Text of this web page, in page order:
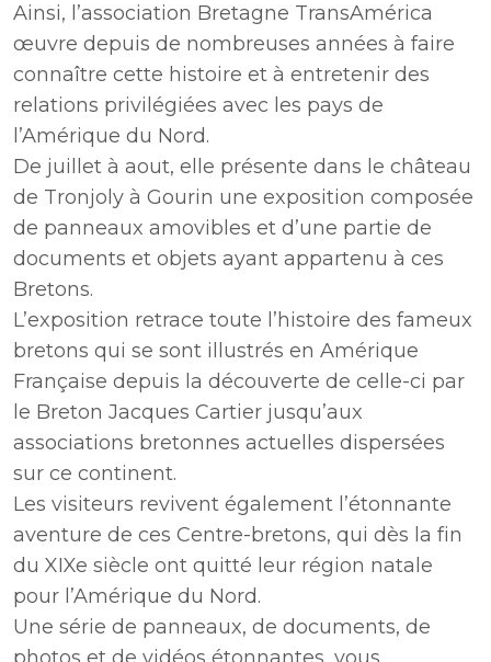
Ainsi, l’association Bretagne TransAmérica
œuvre depuis de nombreuses années à faire
connaître cette histoire et à entretenir des
relations privilégiées avec les pays de
l’Amérique du Nord.
De juillet à aout, elle présente dans le château
de Tronjoly à Gourin une exposition composée
de panneaux amovibles et d’une partie de
documents et objets ayant appartenu à ces
Bretons.
L’exposition retrace toute l’histoire des fameux
bretons qui se sont illustrés en Amérique
Française depuis la découverte de celle-ci par
le Breton Jacques Cartier jusqu’aux
associations bretonnes actuelles dispersées
sur ce continent.
Les visiteurs revivent également l’étonnante
aventure de ces Centre-bretons, qui dès la fin
du XIXe siècle ont quitté leur région natale
pour l’Amérique du Nord.
Une série de panneaux, de documents, de